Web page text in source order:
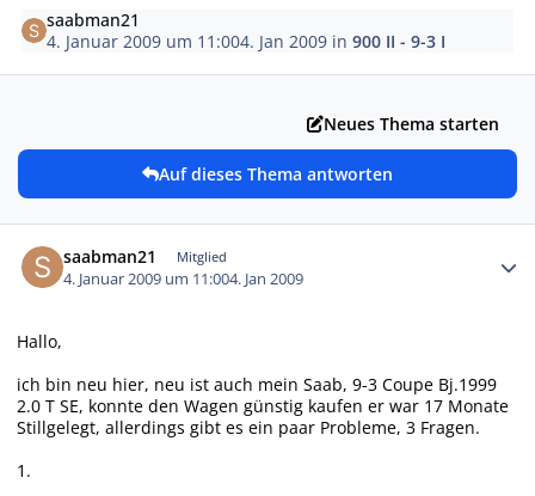
saabman21
4. Januar 2009 um 11:004. Jan 2009 in900 II - 9-3 I
Neues Thema starten
Auf dieses Thema antworten
saabman21 Mitglied
4. Januar 2009 um 11:004. Jan 2009
Hallo,
ich bin neu hier, neu ist auch mein Saab, 9-3 Coupe Bj.1999
2.0 T SE, konnte den Wagen günstig kaufen er war 17 Monate
Stillgelegt, allerdings gibt es ein paar Probleme, 3 Fragen.
1.